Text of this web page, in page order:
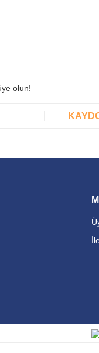
olun!